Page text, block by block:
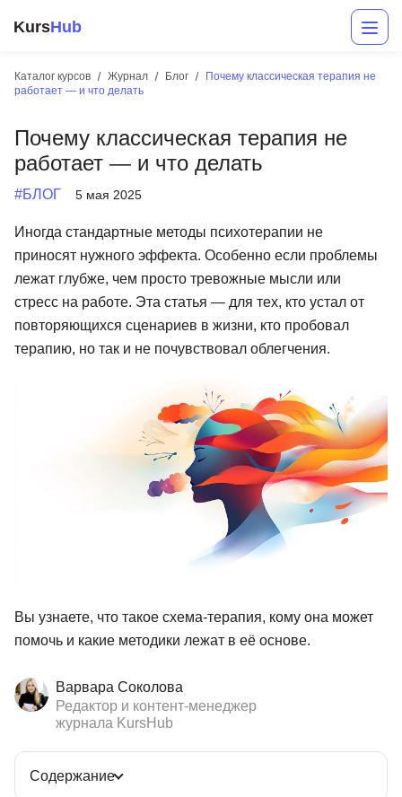
KursHub
Каталог курсов Журнал Блог
Почему классическая терапия не
работает — и что делать
Почему классическая терапия не
работает — и что делать
#БЛОГ 5 мая 2025
Иногда стандартные методы психотерапии не
приносят нужного эффекта. Особенно если проблемы
лежат глубже, чем просто тревожные мысли или
стресс на работе. Эта статья — для тех, кто устал от
повторяющихся сценариев в жизни, кто пробовал
терапию, но так и не почувствовал облегчения.
Вы узнаете, что такое схема-терапия, кому она может
помочь и какие методики лежат в её основе.
Варвара Соколова
Редактор и контент-менеджер
журнала KursHub
Содержание
Маркетинг
Дизайн
Аналитика
Иностранные языки